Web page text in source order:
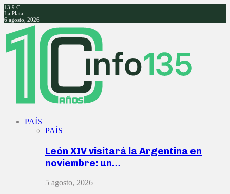
13.9 C
La Plata
6 agosto, 2026
Facebook
Twitter
Instagram
Youtube
PAÍS
PAÍS
León XIV visitará la Argentina en
noviembre: un…
5 agosto, 2026